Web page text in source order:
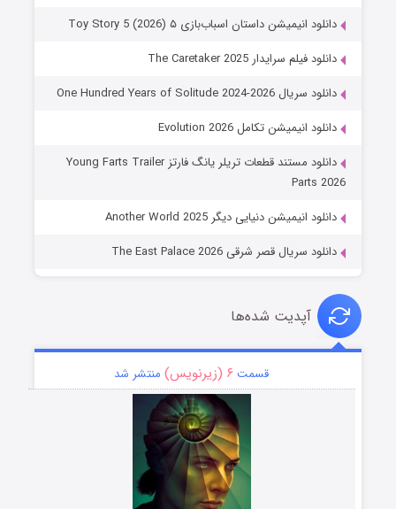
دانلود انیمیشن داستان اسباب‌بازی ۵ Toy Story 5 (2026)
دانلود فیلم سرایدار The Caretaker 2025
دانلود سریال One Hundred Years of Solitude 2024-2026
دانلود انیمیشن تکامل Evolution 2026
دانلود مستند قطعات تریلر یانگ فارتز Young Farts Trailer
Parts 2026
دانلود انیمیشن دنیایی دیگر Another World 2025
دانلود سریال قصر شرقی The East Palace 2026
آپدیت شده‌ها
قسمت ۶ (زیرنویس) منتشر شد